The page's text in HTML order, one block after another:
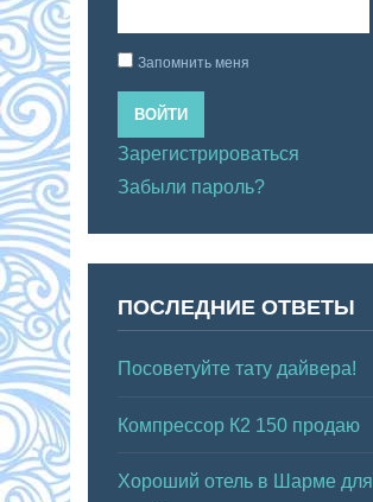
Запомнить меня
ВОЙТИ
Зарегистрироваться
Забыли пароль?
ПОСЛЕДНИЕ ОТВЕТЫ
Посоветуйте тату дайвера!
Компрессор К2 150 продаю
Хороший отель в Шарме для